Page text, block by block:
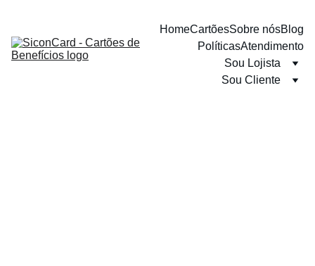
HomeCartõesSobre nósBlog
PolíticasAtendimento
Sou Lojista
Sou Cliente